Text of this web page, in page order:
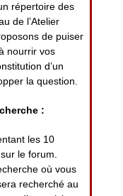
répertoire des
de l’Atelier
de puiser
nourrir vos
d’un
la question.
:
les 10
le forum.
où vous
recherché au